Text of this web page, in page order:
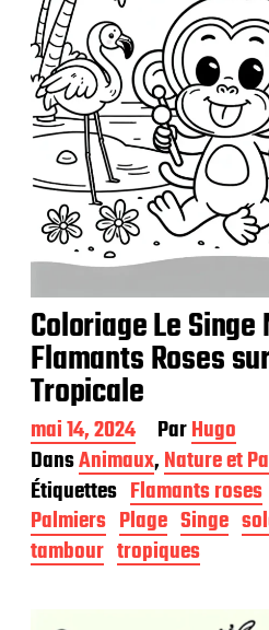
o
n
Coloriage Le
Flamants Roses
Tropicale
D
a
t
e
d
e
p
mai 14, 2024 ParHugo
DansAnimaux,Nature et
Étiquettes Flamants roses
Palmiers Plage Singe
tambour tropiques